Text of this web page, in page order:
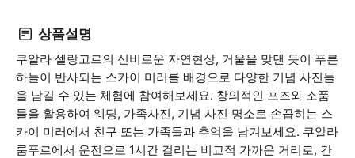
상품설명
쿠알라 셀랑고르의 신비로운 자연현상, 거울을 맞댄 듯이 푸른
하늘이 반사되는 스카이 미러를 배경으로 다양한 기념 사진들
을 남길 수 있는 체험에 참여해보세요. 창의적인 포즈와 소품
들을 활용하여 웨딩, 가족사진, 기념 사진 명소로 손꼽히는 스
카이 미러에서 친구 또는 가족들과 추억을 남겨보세요. 쿠알라
룸푸르에서 운전으로 1시간 걸리는 비교적 가까운 거리로, 간